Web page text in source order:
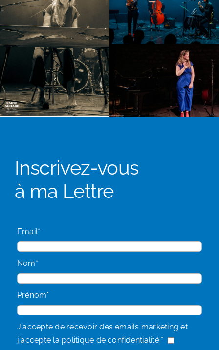
Inscrivez-vous
à ma Lettre
Email*
Nom*
Prénom*
J'accepte de recevoir des emails marketing et
j'accepte la politique de confidentialité.*